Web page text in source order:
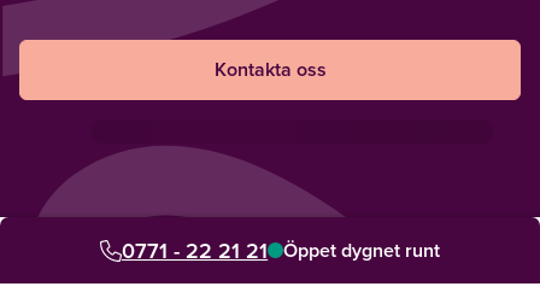
0771 - 22 21 21 Öppet dygnet runt
Kontakta oss